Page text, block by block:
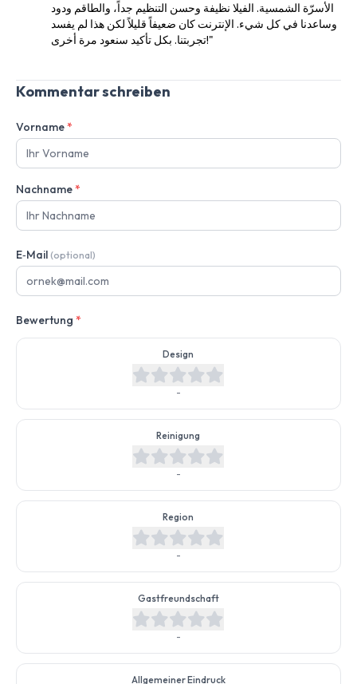
الأسرّة الشمسية. الفيلا نظيفة وحسن التنظيم جداً، والطاقم ودود
وساعدنا في كل شيء. الإنترنت كان ضعيفاً قليلاً لكن هذا لم يفسد
تجربتنا. بكل تأكيد سنعود مرة أخرى!"
Kommentar schreiben
Vorname*
Nachname*
E‑Mail (optional)
Bewertung *
Design
-
Reinigung
-
Region
-
Gastfreundschaft
-
Allgemeiner Eindruck